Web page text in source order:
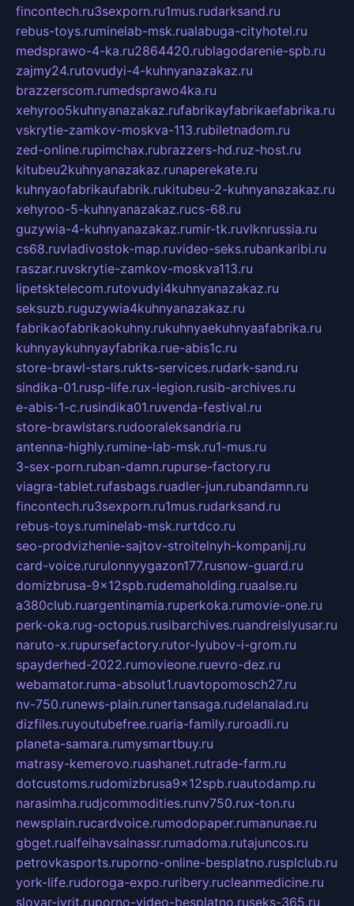
fincontech.ru3sexporn.ru1mus.rudarksand.ru
rebus-toys.ruminelab-msk.rualabuga-cityhotel.ru
medsprawo-4-ka.ru2864420.rublagodarenie-spb.ru
zajmy24.rutovudyi-4-kuhnyanazakaz.ru
brazzerscom.rumedsprawo4ka.ru
xehyroo5kuhnyanazakaz.rufabrikayfabrikaefabrika.ru
vskrytie-zamkov-moskva-113.rubiletnadom.ru
zed-online.rupimchax.rubrazzers-hd.ruz-host.ru
kitubeu2kuhnyanazakaz.runaperekate.ru
kuhnyaofabrikaufabrik.rukitubeu-2-kuhnyanazakaz.ru
xehyroo-5-kuhnyanazakaz.rucs-68.ru
guzywia-4-kuhnyanazakaz.rumir-tk.ruvlknrussia.ru
cs68.ruvladivostok-map.ruvideo-seks.rubankaribi.ru
raszar.ruvskrytie-zamkov-moskva113.ru
lipetsktelecom.rutovudyi4kuhnyanazakaz.ru
seksuzb.ruguzywia4kuhnyanazakaz.ru
fabrikaofabrikaokuhny.rukuhnyaekuhnyaafabrika.ru
kuhnyaykuhnyayfabrika.rue-abis1c.ru
store-brawl-stars.rukts-services.rudark-sand.ru
sindika-01.rusp-life.rux-legion.rusib-archives.ru
e-abis-1-c.rusindika01.ruvenda-festival.ru
store-brawlstars.rudooraleksandria.ru
antenna-highly.rumine-lab-msk.ru1-mus.ru
3-sex-porn.ruban-damn.rupurse-factory.ru
viagra-tablet.rufasbags.ruadler-jun.rubandamn.ru
fincontech.ru3sexporn.ru1mus.rudarksand.ru
rebus-toys.ruminelab-msk.rurtdco.ru
seo-prodvizhenie-sajtov-stroitelnyh-kompanij.ru
card-voice.rurulonnyygazon177.rusnow-guard.ru
domizbrusa-9x12spb.rudemaholding.ruaalse.ru
a380club.ruargentinamia.ruperkoka.rumovie-one.ru
perk-oka.rug-octopus.rusibarchives.ruandreislyusar.ru
naruto-x.rupursefactory.rutor-lyubov-i-grom.ru
spayderhed-2022.rumovieone.ruevro-dez.ru
webamator.ruma-absolut1.ruavtopomosch27.ru
nv-750.runews-plain.runertansaga.rudelanalad.ru
dizfiles.ruyoutubefree.ruaria-family.ruroadli.ru
planeta-samara.rumysmartbuy.ru
matrasy-kemerovo.ruashanet.rutrade-farm.ru
dotcustoms.rudomizbrusa9x12spb.ruautodamp.ru
narasimha.rudjcommodities.runv750.rux-ton.ru
newsplain.rucardvoice.rumodopaper.rumanunae.ru
gbget.rualfeihavsalnassr.rumadoma.rutajuncos.ru
petrovkasports.ruporno-online-besplatno.rusplclub.ru
york-life.rudoroga-expo.ruribery.rucleanmedicine.ru
slovar-ivrit.ruporno-video-besplatno.ruseks-365.ru